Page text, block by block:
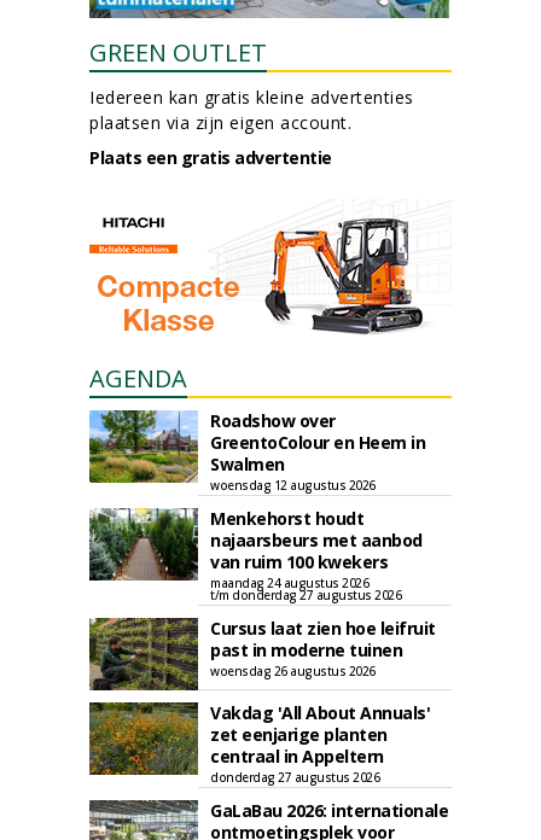
GREEN OUTLET
Iedereen kan gratis kleine advertenties
plaatsen via zijn eigen account.
Plaats een gratis advertentie
AGENDA
Roadshow over
GreentoColour en Heem in
Swalmen
woensdag 12 augustus 2026
Menkehorst houdt
najaarsbeurs met aanbod
van ruim 100 kwekers
maandag 24 augustus 2026
t/m donderdag 27 augustus 2026
Cursus laat zien hoe leifruit
past in moderne tuinen
woensdag 26 augustus 2026
Vakdag 'All About Annuals'
zet eenjarige planten
centraal in Appeltern
donderdag 27 augustus 2026
GaLaBau 2026: internationale
ontmoetingsplek voor